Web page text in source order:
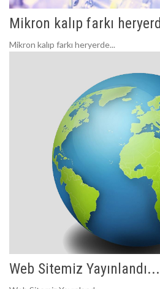
Mikron kalıp farkı
Mikron kalıp farkı heryerde...
Web Sitemiz Yayınlandı...